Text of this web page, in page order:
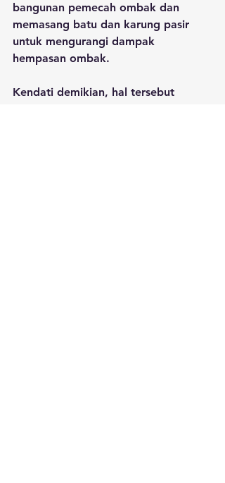
bangunan pemecah ombak dan
memasang batu dan karung pasir
untuk mengurangi dampak
hempasan ombak.
Kendati demikian, hal tersebut